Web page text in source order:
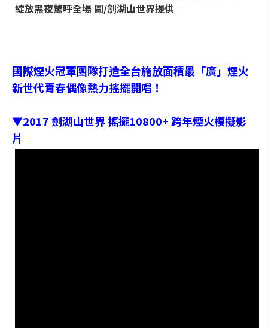
綻放黑夜驚呼全場 圖/劍湖山世界提供
國際煙火冠軍團隊打造全台施放面積最「廣」煙火
新世代青春偶像熱力搖擺開唱！
▼2017 劍湖山世界 搖擺10800+ 跨年煙火模擬影
片